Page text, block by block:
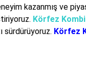
kazanmış ve
Körfez
sürdürüyoruz. Körfez